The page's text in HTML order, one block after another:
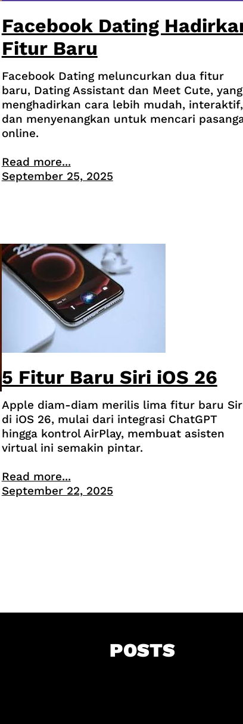
Facebook Dating
Fitur Baru
Facebook Dating meluncurkan dua fitur
baru, Dating Assistant dan Meet Cute, yang
menghadirkan cara lebih mudah, interaktif,
dan menyenangkan untuk mencari
online.
Read more...
September 25, 2025
5 Fitur Baru Siri iOS 26
Apple diam-diam merilis lima fitur baru
di iOS 26, mulai dari integrasi ChatGPT
hingga kontrol AirPlay, membuat asisten
virtual ini semakin pintar.
Read more...
September 22, 2025
POSTS